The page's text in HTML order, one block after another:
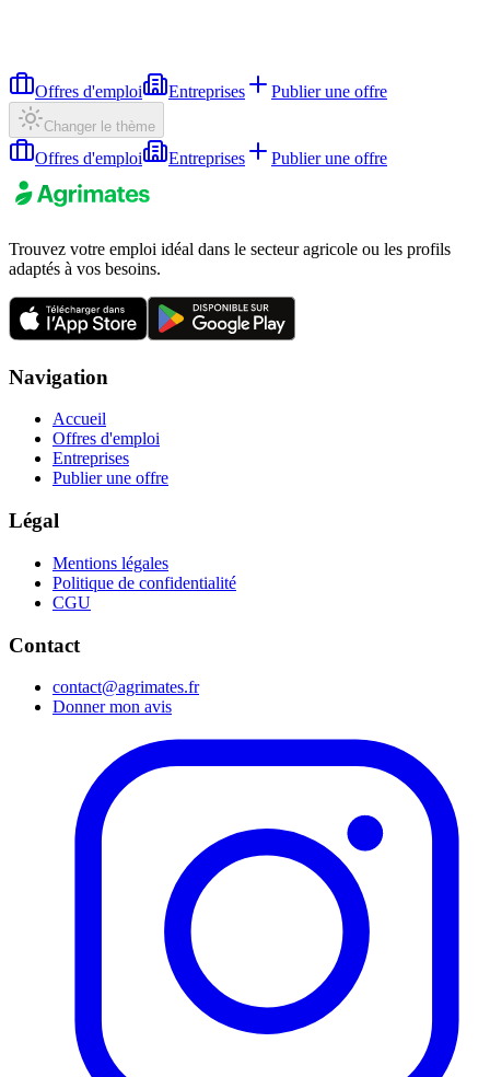
Offres d'emploi Entreprises Publier une offre
Changer le thème
Offres d'emploi Entreprises Publier une offre
Trouvez votre emploi idéal dans le secteur agricole ou les profils
adaptés à vos besoins.
Navigation
Accueil
Offres d'emploi
Entreprises
Publier une offre
Légal
Mentions légales
Politique de confidentialité
CGU
Contact
contact@agrimates.fr
Donner mon avis